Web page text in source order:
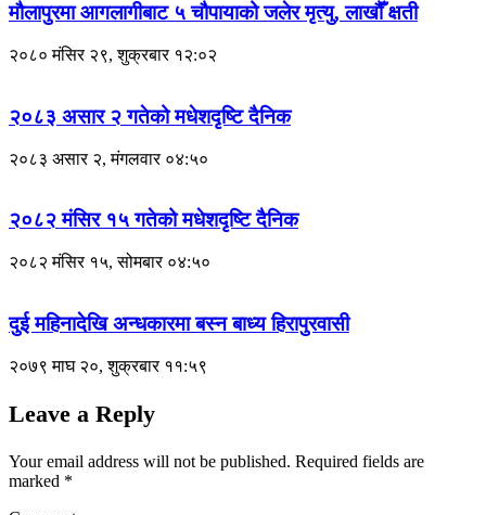
मौलापुरमा आगलागीबाट ५ चौपायाको जलेर मृत्यु, लाखौँ क्षती
२०८० मंसिर २९, शुक्रबार १२:०२
२०८३ असार २ गतेको मधेशदृष्टि दैनिक
२०८३ असार २, मंगलवार ०४:५०
२०८२ मंसिर १५ गतेको मधेशदृष्टि दैनिक
२०८२ मंसिर १५, सोमबार ०४:५०
दुई महिनादेखि अन्धकारमा बस्न बाध्य हिरापुरवासी
२०७९ माघ २०, शुक्रबार ११:५९
Leave a Reply
Your email address will not be published. Required fields are
marked *